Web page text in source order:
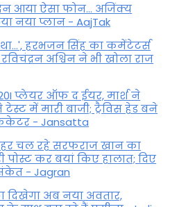
आया ऐसा फोन... अजिंक्य
नया प्लान - AajTak
हरभजन सिंह का कमेंटेटर्स
अश्विन ने भी खोला राज
प्लेयर ऑफ द ईयर, मार्श ने
टेस्ट में मारी बाजी; ट्रैविस हेड बने
- Jansatta
चल रहे सरफराज खान का
पोस्ट कर बयां किए हालात; दिए
- Jagran
दिखेगा अब नया अवतार,